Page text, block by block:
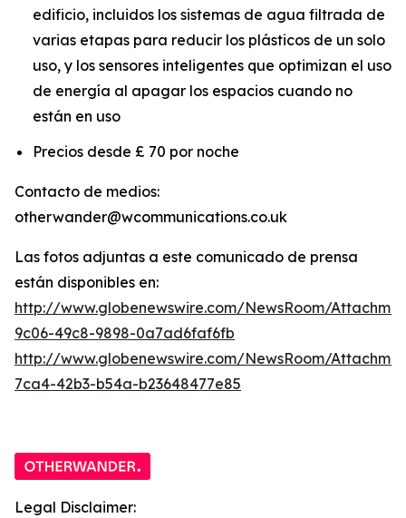
edificio, incluidos los sistemas de agua filtrada de
varias etapas para reducir los plásticos de un solo
uso, y los sensores inteligentes que optimizan el uso
de energía al apagar los espacios cuando no
están en uso
Precios desde £ 70 por noche
Contacto de medios:
otherwander@wcommunications.co.uk
Las fotos adjuntas a este comunicado de prensa
están disponibles en:
http://www.globenewswire.com/NewsRoom/
9c06-49c8-9898-0a7ad6faf6fb
http://www.globenewswire.com/NewsRoom/
7ca4-42b3-b54a-b23648477e85
Legal Disclaimer: